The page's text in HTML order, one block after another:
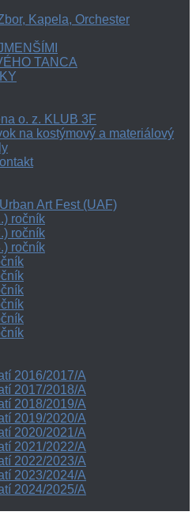
Kapela, Orchester
TANCA
o. z. KLUB 3F
na kostýmový a materiálový
Art Fest (UAF)
ročník
ročník
ročník
2016/2017/A
2017/2018/A
2018/2019/A
2019/2020/A
2020/2021/A
2021/2022/A
2022/2023/A
2023/2024/A
2024/2025/A